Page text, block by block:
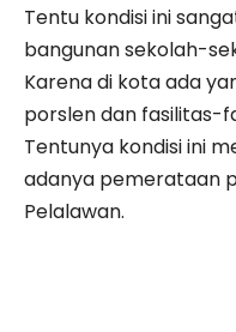
Tentu kondisi ini
bangunan sekolah-
Karena di kota ada
porslen dan fasilitas-
Tentunya kondisi ini
adanya pemerataan
Pelalawan.